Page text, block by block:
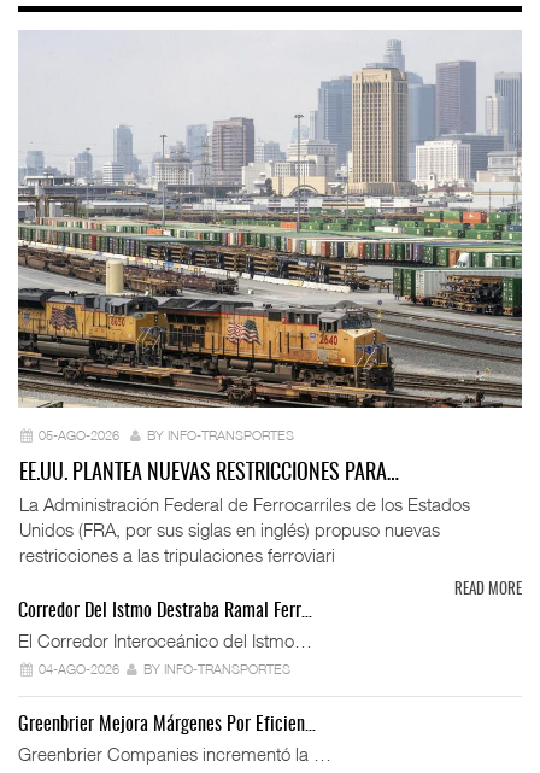
05-AGO-2026 BY INFO-TRANSPORTES
EE.UU. PLANTEA NUEVAS RESTRICCIONES PARA…
La Administración Federal de Ferrocarriles de los Estados
Unidos (FRA, por sus siglas en inglés) propuso nuevas
restricciones a las tripulaciones ferroviari
READ MORE
Corredor Del Istmo Destraba Ramal Ferr…
El Corredor Interoceánico del Istmo…
04-AGO-2026 BY INFO-TRANSPORTES
Greenbrier Mejora Márgenes Por Eficien…
Greenbrier Companies incrementó la …